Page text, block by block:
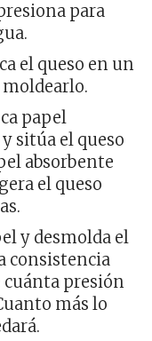
para
el queso en un
papel
sitúa el queso
absorbente
el queso
y desmolda el
consistencia
cuánta presión
más lo